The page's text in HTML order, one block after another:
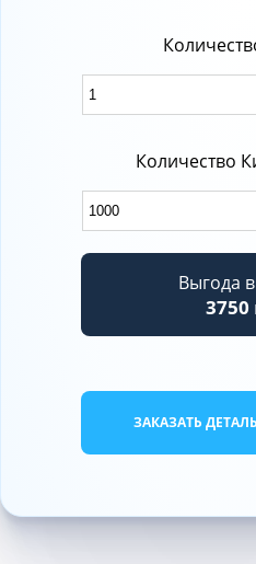
Количество
Выгода
3750
ЗАКАЗАТЬ